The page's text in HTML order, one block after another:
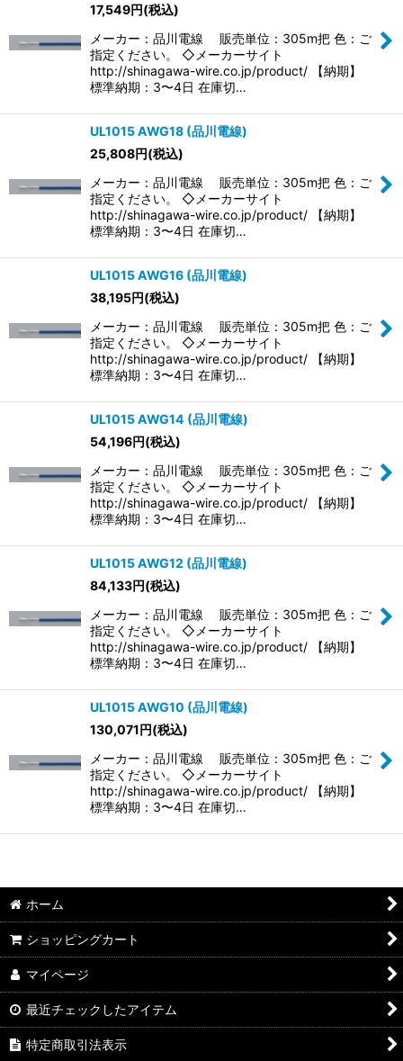
17,549円(税込)
メーカー：品川電線 販売単位：305m把 色：ご
指定ください。 ◇メーカーサイト
http://shinagawa-wire.co.jp/product/ 【納期】
標準納期：3〜4日 在庫切…
UL1015 AWG18 (品川電線)
25,808円(税込)
メーカー：品川電線 販売単位：305m把 色：ご
指定ください。 ◇メーカーサイト
http://shinagawa-wire.co.jp/product/ 【納期】
標準納期：3〜4日 在庫切…
UL1015 AWG16 (品川電線)
38,195円(税込)
メーカー：品川電線 販売単位：305m把 色：ご
指定ください。 ◇メーカーサイト
http://shinagawa-wire.co.jp/product/ 【納期】
標準納期：3〜4日 在庫切…
UL1015 AWG14 (品川電線)
54,196円(税込)
メーカー：品川電線 販売単位：305m把 色：ご
指定ください。 ◇メーカーサイト
http://shinagawa-wire.co.jp/product/ 【納期】
標準納期：3〜4日 在庫切…
UL1015 AWG12 (品川電線)
84,133円(税込)
メーカー：品川電線 販売単位：305m把 色：ご
指定ください。 ◇メーカーサイト
http://shinagawa-wire.co.jp/product/ 【納期】
標準納期：3〜4日 在庫切…
UL1015 AWG10 (品川電線)
130,071円(税込)
メーカー：品川電線 販売単位：305m把 色：ご
指定ください。 ◇メーカーサイト
http://shinagawa-wire.co.jp/product/ 【納期】
標準納期：3〜4日 在庫切…
ホーム
ショッピングカート
マイページ
最近チェックしたアイテム
特定商取引法表示